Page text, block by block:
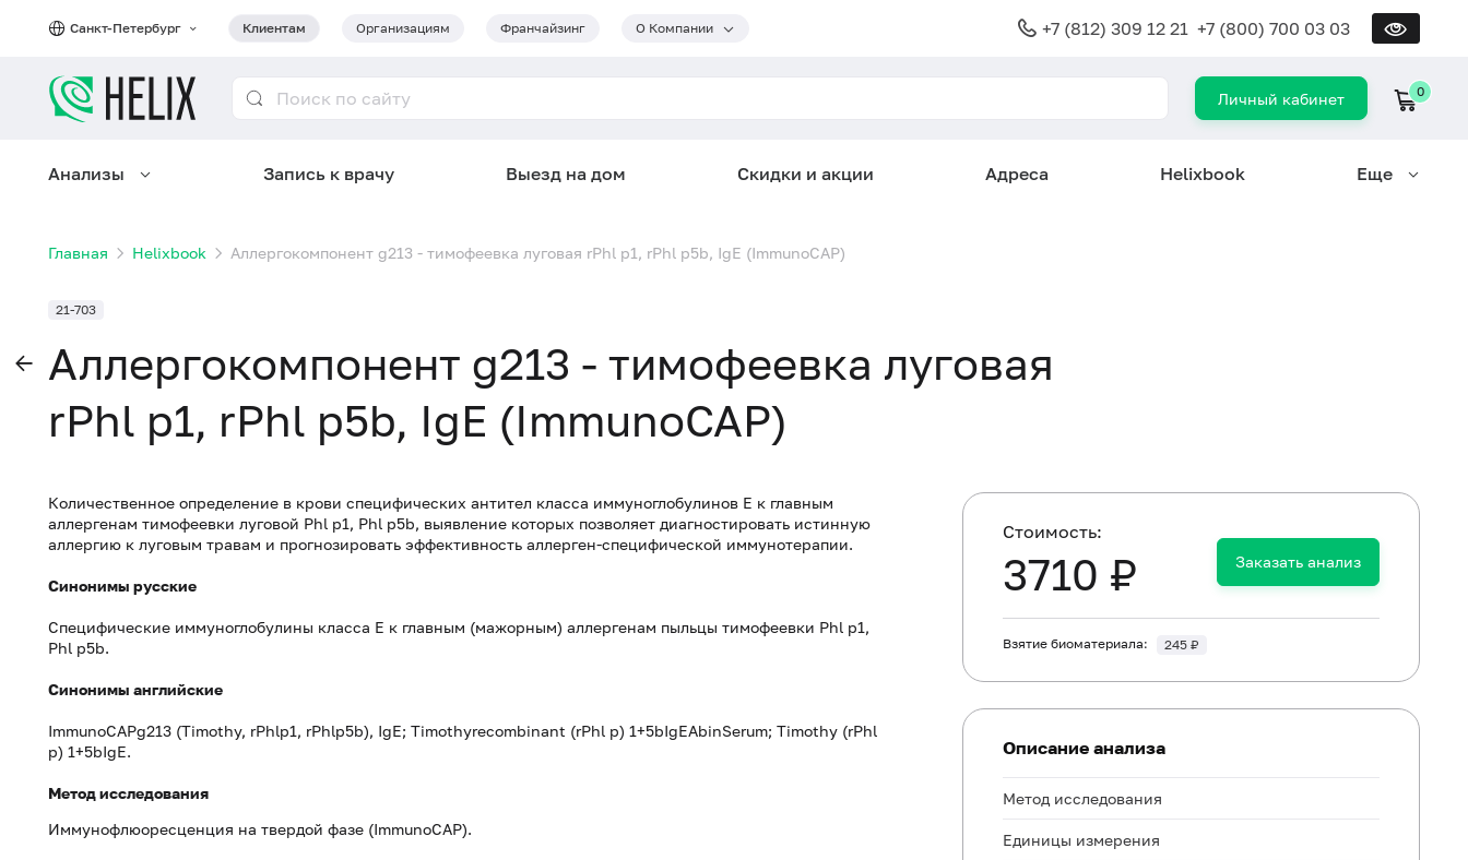
Санкт-Петербург Клиентам Организациям Франчайзинг О Компании +7 (812) 309 12 21 +7 (800) 700 03 03
Личный кабинет 0
Анализы Запись к врачу Выезд на дом Скидки и акции Адреса Helixbook Еще
Главная Helixbook Аллергокомпонент g213 - тимофеевка луговая rPhl p1, rPhl p5b, IgE (ImmunoCAP)
21-703
Аллергокомпонент g213 - тимофеевка луговая
rPhl p1, rPhl p5b, IgE (ImmunoCAP)
Количественное определение в крови специфических антител класса иммуноглобулинов E к главным
аллергенам тимофеевки луговой Phl p1, Phl p5b, выявление которых позволяет диагностировать истинную
аллергию к луговым травам и прогнозировать эффективность аллерген-специфической иммунотерапии.
Синонимы русские
Специфические иммуноглобулины класса Е к главным (мажорным) аллергенам пыльцы тимофеевки Phl p1,
Phl p5b.
Синонимы английские
ImmunoCAPg213 (Timothy, rPhlp1, rPhlp5b), IgE; Timothyrecombinant (rPhl p) 1+5bIgEAbinSerum; Timothy (rPhl
p) 1+5bIgE.
Метод исследования
Иммунофлюоресценция на твердой фазе (ImmunoCAP).
Cтоимость:
3710 ₽ Заказать анализ
Взятие биоматериала: 245 ₽
Описание анализа
Метод исследования
Единицы измерения